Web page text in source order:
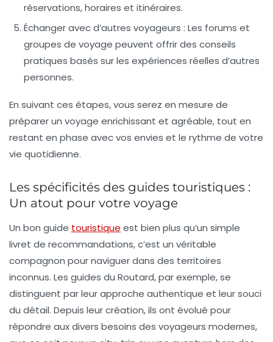
réservations, horaires et itinéraires.
Échanger avec d’autres voyageurs : Les forums et
groupes de voyage peuvent offrir des conseils
pratiques basés sur les expériences réelles d’autres
personnes.
En suivant ces étapes, vous serez en mesure de
préparer un voyage enrichissant et agréable, tout en
restant en phase avec vos envies et le rythme de votre
vie quotidienne.
Les spécificités des guides touristiques :
Un atout pour votre voyage
Un bon guide touristique est bien plus qu’un simple
livret de recommandations, c’est un véritable
compagnon pour naviguer dans des territoires
inconnus. Les guides du Routard, par exemple, se
distinguent par leur approche authentique et leur souci
du détail. Depuis leur création, ils ont évolué pour
répondre aux divers besoins des voyageurs modernes,